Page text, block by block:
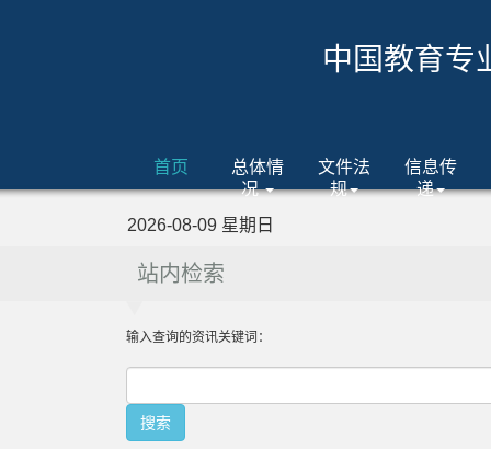
中国教育专
首页
总体情
况
文件法
规
信息传
递
2026-08-09 星期日
站内检索
输入查询的资讯关键词：